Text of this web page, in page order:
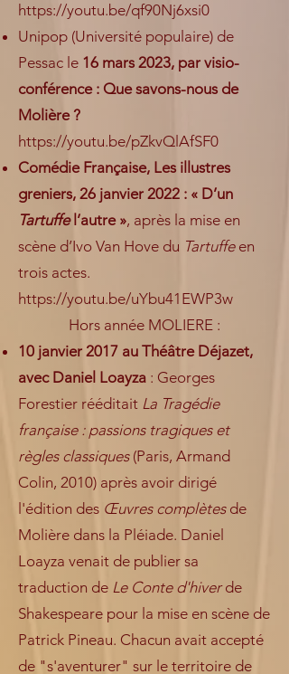
https://youtu.be/qf90Nj6xsi0
Unipop (Université populaire) de
Pessac le 16 mars 2023, par visio-
conférence : Que savons-nous de
Molière ?
https://youtu.be/pZkvQlAfSF0
Comédie Française, Les illustres
greniers, 26 janvier 2022 : « D’un
Tartuffel’autre », après la mise en
scène d’Ivo Van Hove du Tartuffe en
trois actes.
https://youtu.be/uYbu41EWP3w
Hors année MOLIERE :
10 janvier 2017 au Théâtre Déjazet,
avec Daniel Loayza : Georges
Forestier rééditait La Tragédie
française : passions tragiques et
règles classiques (Paris, Armand
Colin, 2010) après avoir dirigé
l'édition des Œuvres complètesde
Molière dans la Pléiade. Daniel
Loayza venait de publier sa
traduction de Le Conte d'hiverde
Shakespeare pour la mise en scène de
Patrick Pineau. Chacun avait accepté
de "s'aventurer" sur le territoire de